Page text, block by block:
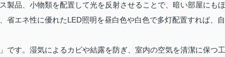
製品、小物類を配置して光を反射させることで、暗い部屋にもほ
省エネ性に優れたLED照明を昼白色や白色で多灯配置すれば、自
です。湿気によるカビや結露を防ぎ、室内の空気を清潔に保つ工